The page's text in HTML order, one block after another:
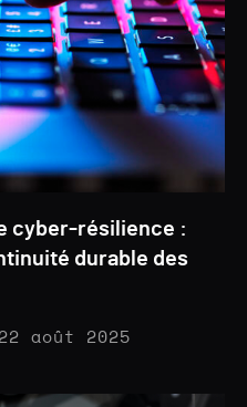
cyber-résilience :
durable des
22 août 2025